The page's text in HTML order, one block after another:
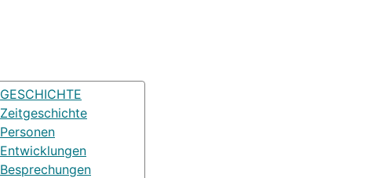
GESCHICHTE
Zeitgeschichte
Personen
Entwicklungen
Besprechungen